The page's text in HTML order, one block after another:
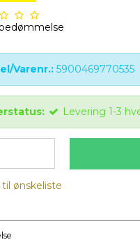
Varenr.: 5900469770535
Levering 1-3
til ønskeliste